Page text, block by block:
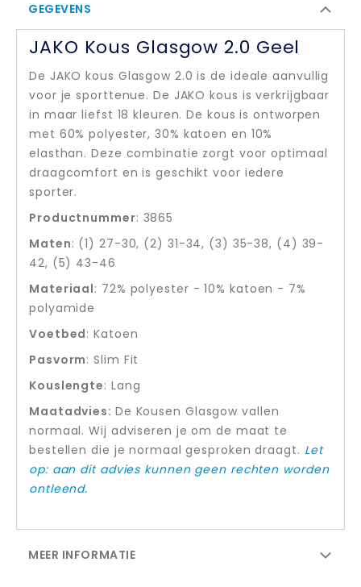
GEGEVENS
JAKO Kous Glasgow 2.0 Geel
De JAKO kous Glasgow 2.0 is de ideale aanvullig
voor je sporttenue. De JAKO kous is verkrijgbaar
in maar liefst 18 kleuren. De kous is ontworpen
met 60% polyester, 30% katoen en 10%
elasthan. Deze combinatie zorgt voor optimaal
draagcomfort en is geschikt voor iedere
sporter.
Productnummer: 3865
Maten: (1) 27-30, (2) 31-34, (3) 35-38, (4) 39-
42, (5) 43-46
Materiaal: 72% polyester - 10% katoen - 7%
polyamide
Voetbed: Katoen
Pasvorm: Slim Fit
Kouslengte: Lang
Maatadvies: De Kousen Glasgow vallen
normaal. Wij adviseren je om de maat te
bestellen die je normaal gesproken draagt. Let
op: aan dit advies kunnen geen rechten worden
ontleend.
MEER INFORMATIE